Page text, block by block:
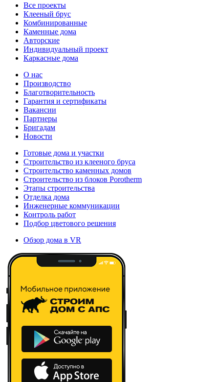
Все проекты
Клееный брус
Комбинированные
Каменные дома
Авторские
Индивидуальный проект
Каркасные дома
О нас
Производство
Благотворительность
Гарантия и сертификаты
Вакансии
Партнеры
Бригадам
Новости
Готовые дома и участки
Строительство из клееного бруса
Строительство каменных домов
Строительство из блоков Porotherm
Этапы строительства
Отделка дома
Инженерные коммуникации
Контроль работ
Подбор цветового решения
Обзор дома в VR